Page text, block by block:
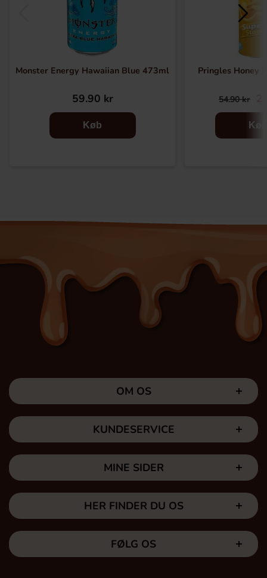
Monster Energy Hawaiian Blue 473ml
59.90 kr
Køb
Pringles Honey
54.90 kr
Køb
OM OS
KUNDESERVICE
MINE SIDER
HER FINDER DU OS
FØLG OS